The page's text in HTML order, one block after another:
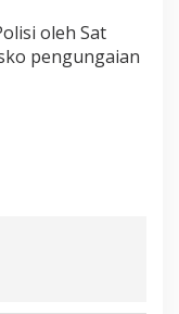
oleh Sat
pengungaian